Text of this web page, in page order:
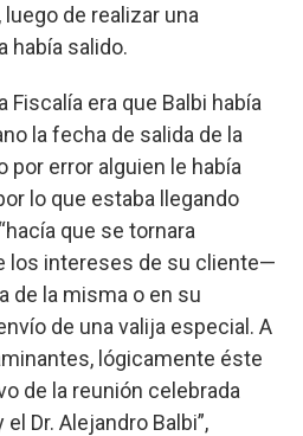
de realizar una
había salido.
Fiscalía era que Balbi había
la fecha de salida de la
por error alguien le había
lo que estaba llegando
que se tornara
los intereses de su cliente—
de la misma o en su
de una valija especial. A
lógicamente éste
de la reunión celebrada
Dr. Alejandro Balbi”,